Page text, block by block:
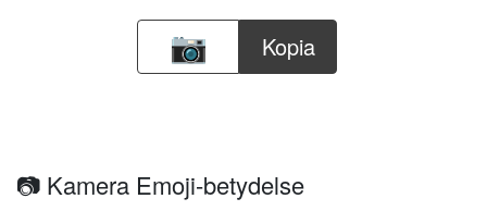
Kopia
📷 Kamera Emoji-betydelse